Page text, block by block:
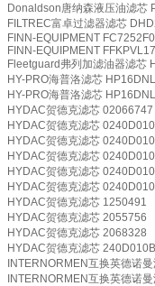
Donaldson唐纳森液压油滤芯
FILTREC富卓过滤器滤芯
FINN-EQUIPMENT
FINN-EQUIPMENT
Fleetguard弗列加滤油器滤芯
HY-PRO海普洛滤芯
HY-PRO海普洛滤芯
HYDAC贺德克滤芯 02066747
HYDAC贺德克滤芯
HYDAC贺德克滤芯
HYDAC贺德克滤芯
HYDAC贺德克滤芯
HYDAC贺德克滤芯
HYDAC贺德克滤芯 1250491
HYDAC贺德克滤芯 2055756
HYDAC贺德克滤芯 2068328
HYDAC贺德克滤芯
INTERNORMEN互换英德诺
INTERNORMEN互换英德诺